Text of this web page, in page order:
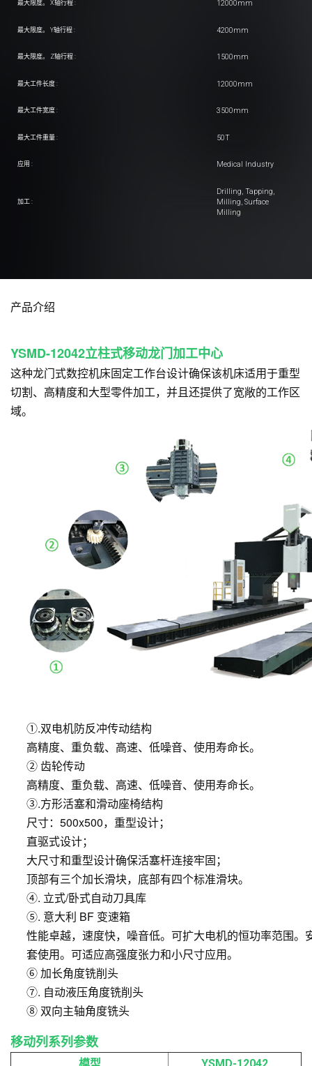
最大限度。 X轴行程 : 12000mm
最大限度。 Y轴行程 : 4200mm
最大限度。 Z轴行程 : 1500mm
最大工件长度 : 12000mm
最大工件宽度 : 3500mm
最大工件重量 : 50T
应用 : Medical Industry
加工 :
Drilling, Tapping,
Milling, Surface
Milling
产品介绍
YSMD-12042立柱式移动龙门加工中心
这种龙门式数控机床固定工作台设计确保该机床适用于重型
切割、高精度和大型零件加工，并且还提供了宽敞的工作区
域。
①.双电机防反冲传动结构
高精度、重负载、高速、低噪音、使用寿命长。
② 齿轮传动
高精度、重负载、高速、低噪音、使用寿命长。
③.方形活塞和滑动座椅结构
尺寸：500x500，重型设计；
直驱式设计；
大尺寸和重型设计确保活塞杆连接牢固；
顶部有三个加长滑块，底部有四个标准滑块。
④. 立式/卧式自动刀具库
⑤. 意大利 BF 变速箱
性能卓越，速度快，噪音低。可扩大电机的恒功率范围。
套使用。可适应高强度张力和小尺寸应用。
⑥ 加长角度铣削头
⑦. 自动液压角度铣削头
⑧ 双向主轴角度铣头
移动列系列参数